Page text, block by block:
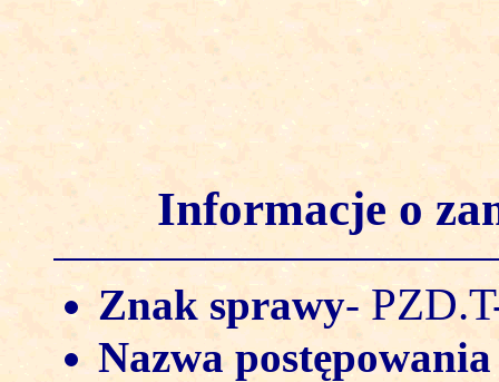
Informacje o
Znak sprawy-
Nazwa